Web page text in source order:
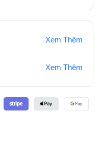
Xem Thêm
Xem Thêm